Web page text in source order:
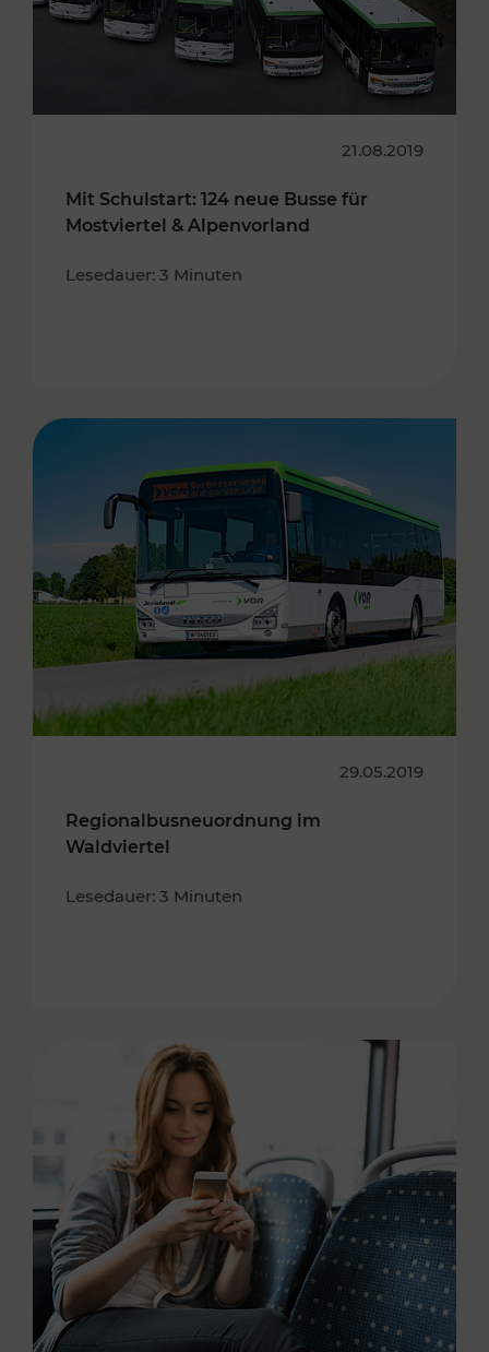
21.08.2019
Mit Schulstart: 124 neue Busse für
Mostviertel & Alpenvorland
Lesedauer: 3 Minuten
29.05.2019
Regionalbusneuordnung im
Waldviertel
Lesedauer: 3 Minuten